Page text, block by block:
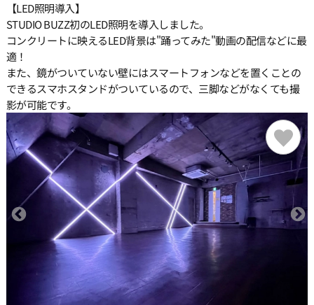
【LED照明導入】
STUDIO BUZZ初のLED照明を導入しました。
コンクリートに映えるLED背景は"踊ってみた"動画の配信などに最
適！
また、鏡がついていない壁にはスマートフォンなどを置くことの
できるスマホスタンドがついているので、三脚などがなくても撮
影が可能です。